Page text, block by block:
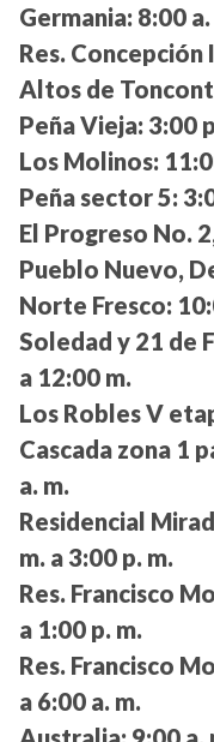
Germania: 8:00
Res. Concepción
Altos de
Peña Vieja: 3:00
Los Molinos:
Peña sector 5:
El Progreso No.
Pueblo Nuevo,
Norte Fresco:
Soledad y 21 de
a 12:00 m.
Los Robles V
Cascada zona 1
a. m.
Residencial
m. a 3:00 p. m.
Res. Francisco
a 1:00 p. m.
Res. Francisco
a 6:00 a. m.